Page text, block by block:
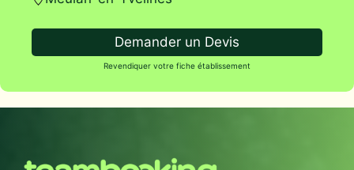
Demander un Devis
Revendiquer votre fiche établissement